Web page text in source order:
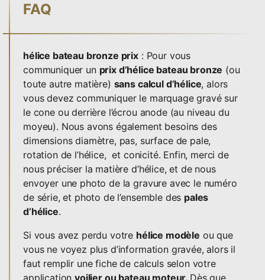
FAQ
hélice bateau bronze prix : Pour vous
communiquer un prix d’hélice bateau bronze (ou
toute autre matière) sans calcul d’hélice, alors
vous devez communiquer le marquage gravé sur
le cone ou derrière l’écrou anode (au niveau du
moyeu). Nous avons également besoins des
dimensions diamètre, pas, surface de pale,
rotation de l’hélice, et conicité. Enfin, merci de
nous préciser la matière d’hélice, et de nous
envoyer une photo de la gravure avec le numéro
de série, et photo de l’ensemble des pales
d’hélice.
Si vous avez perdu votre hélice modèle ou que
vous ne voyez plus d’information gravée, alors il
faut remplir une fiche de calculs selon votre